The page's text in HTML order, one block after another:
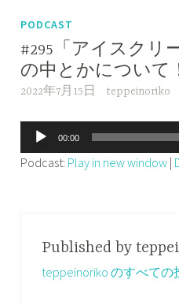
PODCAST
#295「アイスクリ
の中とかについて
2022年7月15日 teppeinoriko
声
プ
00:00
Podcast: Play in new window |
Published by
teppeinoriko のすべての